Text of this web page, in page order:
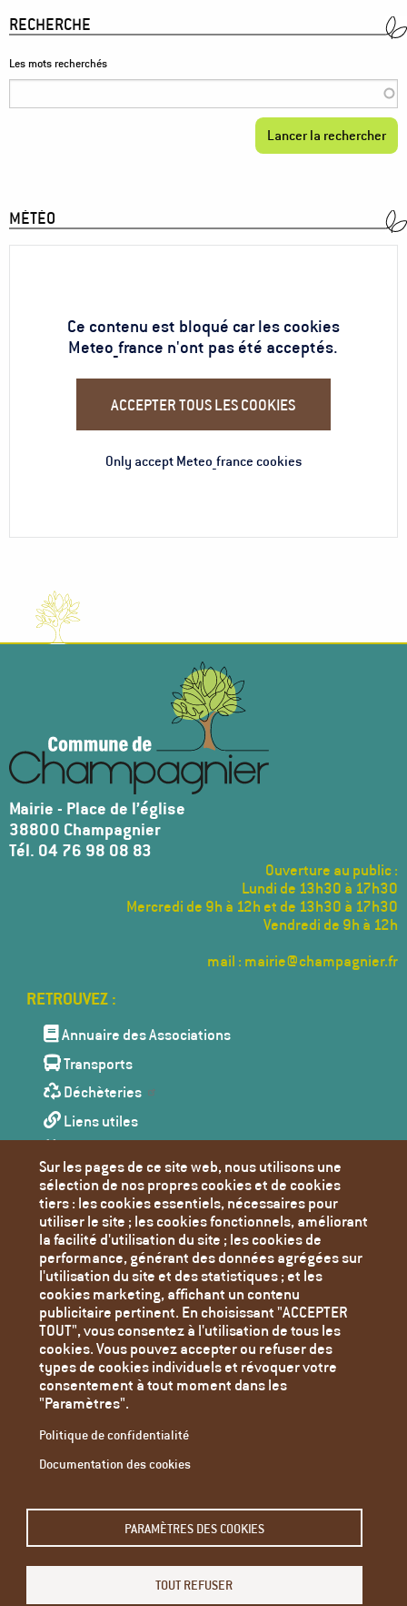
RECHERCHE
Les mots recherchés
MÉTÉO
Ce contenu est bloqué car les cookies
Meteo_france n'ont pas été acceptés.
ACCEPTER TOUS LES COOKIES
Only accept Meteo_france cookies
Mairie - Place de l’église
38800 Champagnier
Tél. 04 76 98 08 83
Ouverture au public :
Lundi de 13h30 à 17h30
Mercredi de 9h à 12h et de 13h30 à 17h30
Vendredi de 9h à 12h
mail : mairie@champagnier.fr
Menu
Annuaire des Associations
Transports
Déchèteries
Liens utiles
Toutes les actualités
Contact
Mentions Légales
Politique de confidentialité
Paramètres des cookies
Restez informé - abonnez-vous à notre newsletter.
Sur les pages de ce site web, nous utilisons une
sélection de nos propres cookies et de cookies
tiers : les cookies essentiels, nécessaires pour
utiliser le site ; les cookies fonctionnels, améliorant
la facilité d'utilisation du site ; les cookies de
performance, générant des données agrégées sur
l'utilisation du site et des statistiques ; et les
cookies marketing, affichant un contenu
publicitaire pertinent. En choisissant "ACCEPTER
TOUT", vous consentez à l'utilisation de tous les
cookies. Vous pouvez accepter ou refuser des
types de cookies individuels et révoquer votre
consentement à tout moment dans les
"Paramètres".
Politique de confidentialité
Documentation des cookies
PARAMÈTRES DES COOKIES
TOUT REFUSER